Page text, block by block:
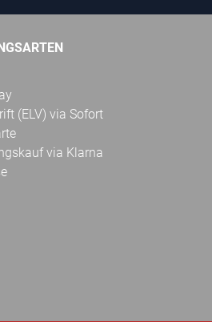
(ELV) via Sofort
via Klarna